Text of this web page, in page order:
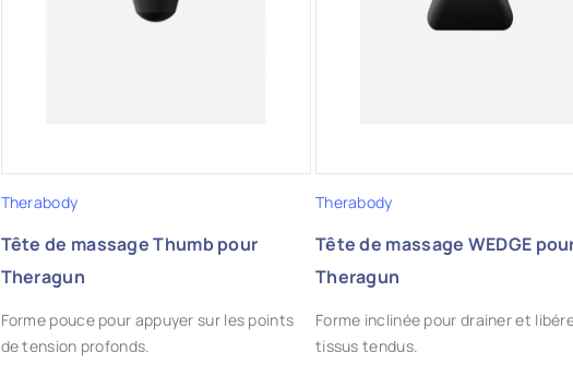
AJOUTER AUX FAVORIS AJOUTER AUX FAVORIS
Therabody
Tête de massage Thumb pour
Theragun
Forme pouce pour appuyer sur les points
de tension profonds.
Therabody
Tête de massage WEDGE
Theragun
Forme inclinée pour drainer et
tissus tendus.